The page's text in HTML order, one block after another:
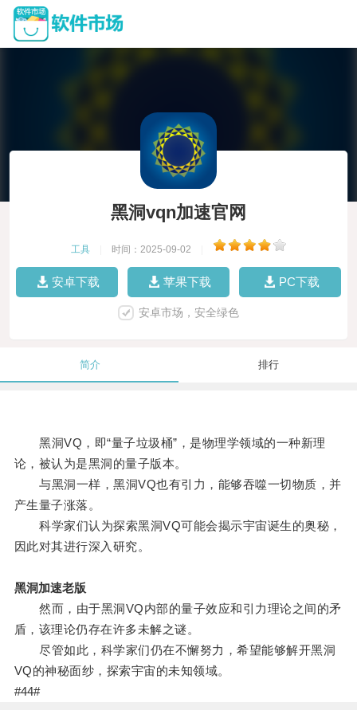
黑洞vqn加速官网
工具 时间：2025-09-02
安卓下载 苹果下载 PC下载
安卓市场，安全绿色
简介 排行
黑洞VQ，即“量子垃圾桶”，是物理学领域的一种新理
论，被认为是黑洞的量子版本。
与黑洞一样，黑洞VQ也有引力，能够吞噬一切物质，并
产生量子涨落。
科学家们认为探索黑洞VQ可能会揭示宇宙诞生的奥秘，
因此对其进行深入研究。
黑洞加速老版
然而，由于黑洞VQ内部的量子效应和引力理论之间的矛
盾，该理论仍存在许多未解之谜。
尽管如此，科学家们仍在不懈努力，希望能够解开黑洞
VQ的神秘面纱，探索宇宙的未知领域。
#44#